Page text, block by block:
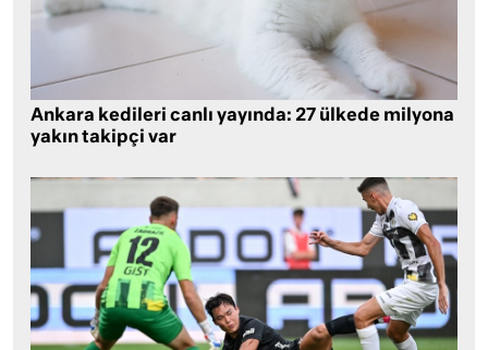
Ankara kedileri canlı yayında: 27 ülkede milyona
yakın takipçi var